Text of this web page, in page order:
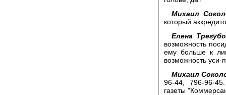
Михаил
который
Елена
возможность
ему больше к
возможность
Михаил
96-44, 796-96-
газеты